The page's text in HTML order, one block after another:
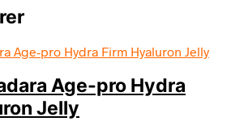
Age-pro Hydra
Jelly